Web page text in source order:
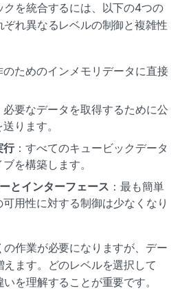
を統合するには、以下の4つの
れ異なるレベルの制御と複雑性
のためのインメモリデータに直接
必要なデータを取得するために公
ります。
行：すべてのキュービックデータ
を構築します。
とインターフェース ：最も簡単
用性に対する制御は少なくなり
作業が必要になりますが、デー
ます。どのレベルを選択して
を理解することが重要です。